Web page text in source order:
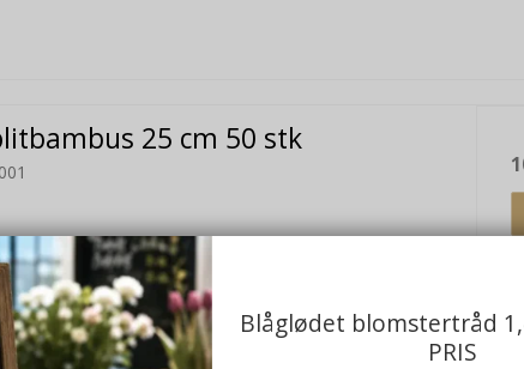
25 cm 50 stk
Blåglødet blomstertråd
PRIS